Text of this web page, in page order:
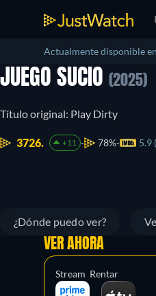
Actualmente disponible
JUEGO SUCIO (2025)
Título original: Play Dirty
3726. +11 78% 5.9
¿Dónde puedo ver?
VER AHORA
Stream Rentar